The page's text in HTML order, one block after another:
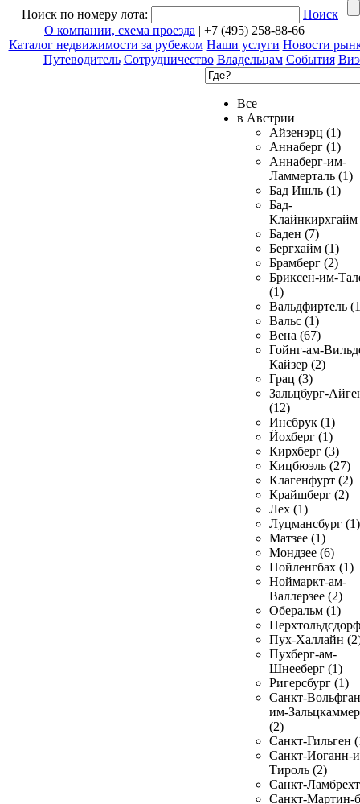
Поиск по номеру лота:
Поиск
О компании, схема проезда | +7 (495) 258-88-66
Каталог недвижимости за рубежом Наши услуги Новости
Путеводитель Сотрудничество Владельцам События
Все
в Австрии
Айзенэрц (1)
Аннаберг (1)
Аннаберг-им-
Ламмерталь (1)
Бад Ишль (1)
Бад-
Клайнкирхгайм
Баден (7)
Бергхайм (1)
Брамберг (2)
Бриксен-им-
(1)
Вальдфиртель
Вальс (1)
Вена (67)
Гойнг-ам-
Кайзер (2)
Грац (3)
Зальцбург-
(12)
Инсбрук (1)
Йохберг (1)
Кирхберг (3)
Кицбюэль (27)
Клагенфурт (2)
Крайшберг (2)
Лех (1)
Луцмансбург (1)
Матзее (1)
Мондзее (6)
Нойленгбах (1)
Ноймаркт-ам-
Валлерзее (2)
Оберальм (1)
Пух-Халлайн
Пухберг-ам-
Шнееберг (1)
Ригерсбург (1)
Санкт-
им-
(2)
Санкт-Гильген
Санкт-Иоганн-
Тироль (2)
Санкт-
Санкт-Мартин-